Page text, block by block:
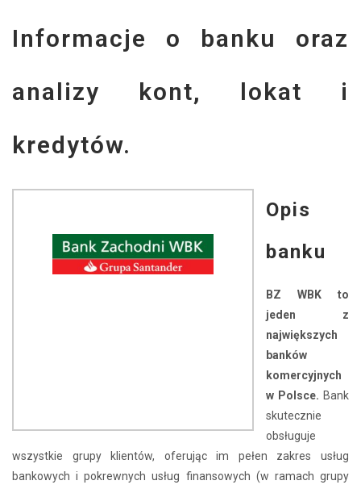
Informacje o banku oraz
analizy kont, lokat i
kredytów.
Opis
banku
BZ WBK to
jeden z
największych
banków
komercyjnych
w Polsce. Bank
skutecznie
obsługuje
wszystkie grupy klientów, oferując im pełen zakres usług
bankowych i pokrewnych usług finansowych (w ramach grupy